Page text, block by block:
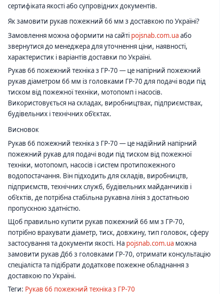
сертифіката якості або супровідних документів.
Як замовити рукав пожежний 66 мм з доставкою по Україні?
Замовлення можна оформити на сайті pojsnab.com.uaабо
звернутися до менеджера для уточнення ціни, наявності,
характеристик і варіантів доставки по Україні.
Рукав 66 пожежний техніка з ГР-70 — це напірний пожежний
рукав діаметром 66 мм із головками ГР-70 для подачі води під
тиском від пожежної техніки, мотопомп і насосів.
Використовується на складах, виробництвах, підприємствах,
будівельних і технічних об’єктах.
Висновок
Рукав 66 пожежний техніка з ГР-70 — це надійний напірний
пожежний рукав для подачі води під тиском від пожежної
техніки, мотопомп, насосів і систем протипожежного
водопостачання. Він підходить для складів, виробництв,
підприємств, технічних служб, будівельних майданчиків і
об’єктів, де потрібна стабільна рукавна лінія з достатньою
пропускною здатністю.
Щоб правильно купити рукав пожежний 66 мм з ГР-70,
потрібно врахувати діаметр, тиск, довжину, тип головок, сферу
застосування та документи якості. На pojsnab.com.ua можна
замовити рукав Д66 з головками ГР-70, отримати консультацію
спеціаліста та підібрати додаткове пожежне обладнання з
доставкою по Україні.
Теги: Рукав 66 пожежний техніка з ГР-70